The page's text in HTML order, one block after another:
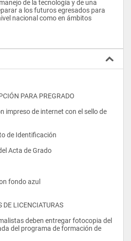
de la tecnología y de una
a los futuros egresados para
nacional como en ámbitos
de Trabajo Social, será reconocido
político, económico como
con apertura a la diversidad
profesional del egresado de
ONG, que dirigen
El Trabajador Social de la
desempeñándose como
programas y proyectos sociales,
extrajeras como participante
social.
PARA PREGRADO
impreso de internet con el sello de
de Identificación
Acta de Grado
fondo azul
DE LICENCIATURAS
deben entregar fotocopia del
del programa de formación de